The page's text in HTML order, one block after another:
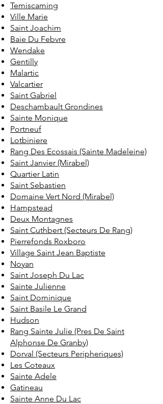
Temiscaming
Ville Marie
Saint Joachim
Baie Du Febvre
Wendake
Gentilly
Malartic
Valcartier
Saint Gabriel
Deschambault Grondines
Sainte Monique
Portneuf
Lotbiniere
Rang Des Ecossais (Sainte Madeleine)
Saint Janvier (Mirabel)
Quartier Latin
Saint Sebastien
Domaine Vert Nord (Mirabel)
Hampstead
Deux Montagnes
Saint Cuthbert (Secteurs De Rang)
Pierrefonds Roxboro
Village Saint Jean Baptiste
Noyan
Saint Joseph Du Lac
Sainte Julienne
Saint Dominique
Saint Basile Le Grand
Hudson
Rang Sainte Julie (Pres De Saint
Alphonse De Granby)
Dorval (Secteurs Peripheriques)
Les Coteaux
Sainte Adele
Gatineau
Sainte Anne Du Lac